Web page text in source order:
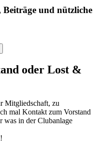
und nützliche
oder Lost &
Mitgliedschaft, zu
mal Kontakt zum Vorstand
was in der Clubanlage